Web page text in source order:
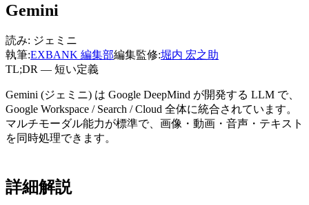
Gemini
読み: ジェミニ
執筆:EXBANK 編集部編集監修:堀内 宏之助
TL;DR — 短い定義
Gemini (ジェミニ) は Google DeepMind が開発する LLM で、
Google Workspace / Search / Cloud 全体に統合されています。
マルチモーダル能力が標準で、画像・動画・音声・テキスト
を同時処理できます。
詳細解説